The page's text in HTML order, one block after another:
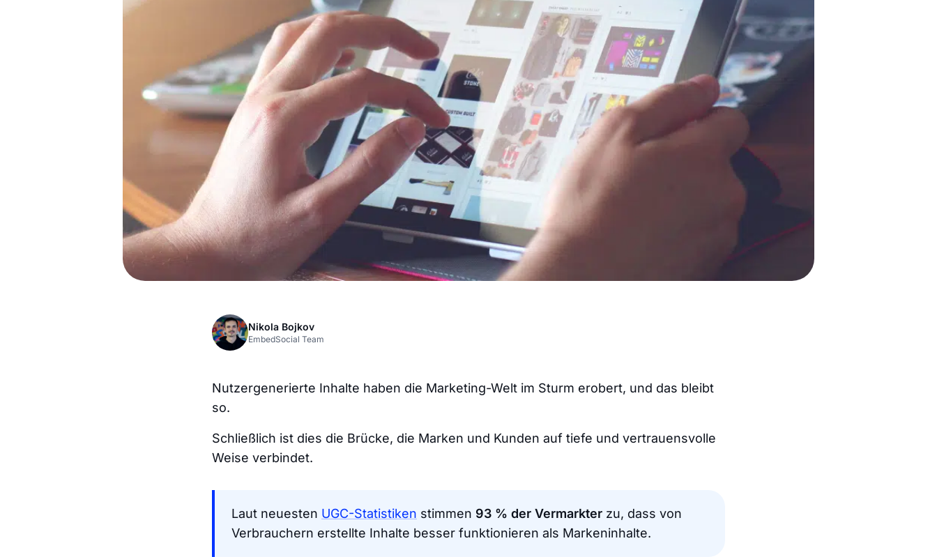
Nikola Bojkov
EmbedSocial Team
Nutzergenerierte Inhalte haben die Marketing-Welt im Sturm erobert, und das bleibt
so.
Schließlich ist dies die Brücke, die Marken und Kunden auf tiefe und vertrauensvolle
Weise verbindet.
Laut neuesten UGC-Statistiken stimmen 93 % der Vermarkter zu, dass von
Verbrauchern erstellte Inhalte besser funktionieren als Markeninhalte.